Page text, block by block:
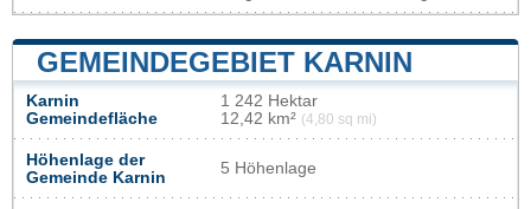
GEMEINDEGEBIET KARNIN
Karnin
Gemeindefläche
1 242 Hektar
12,42 km² (4,80 sq mi)
Höhenlage der
Gemeinde Karnin
5 Höhenlage